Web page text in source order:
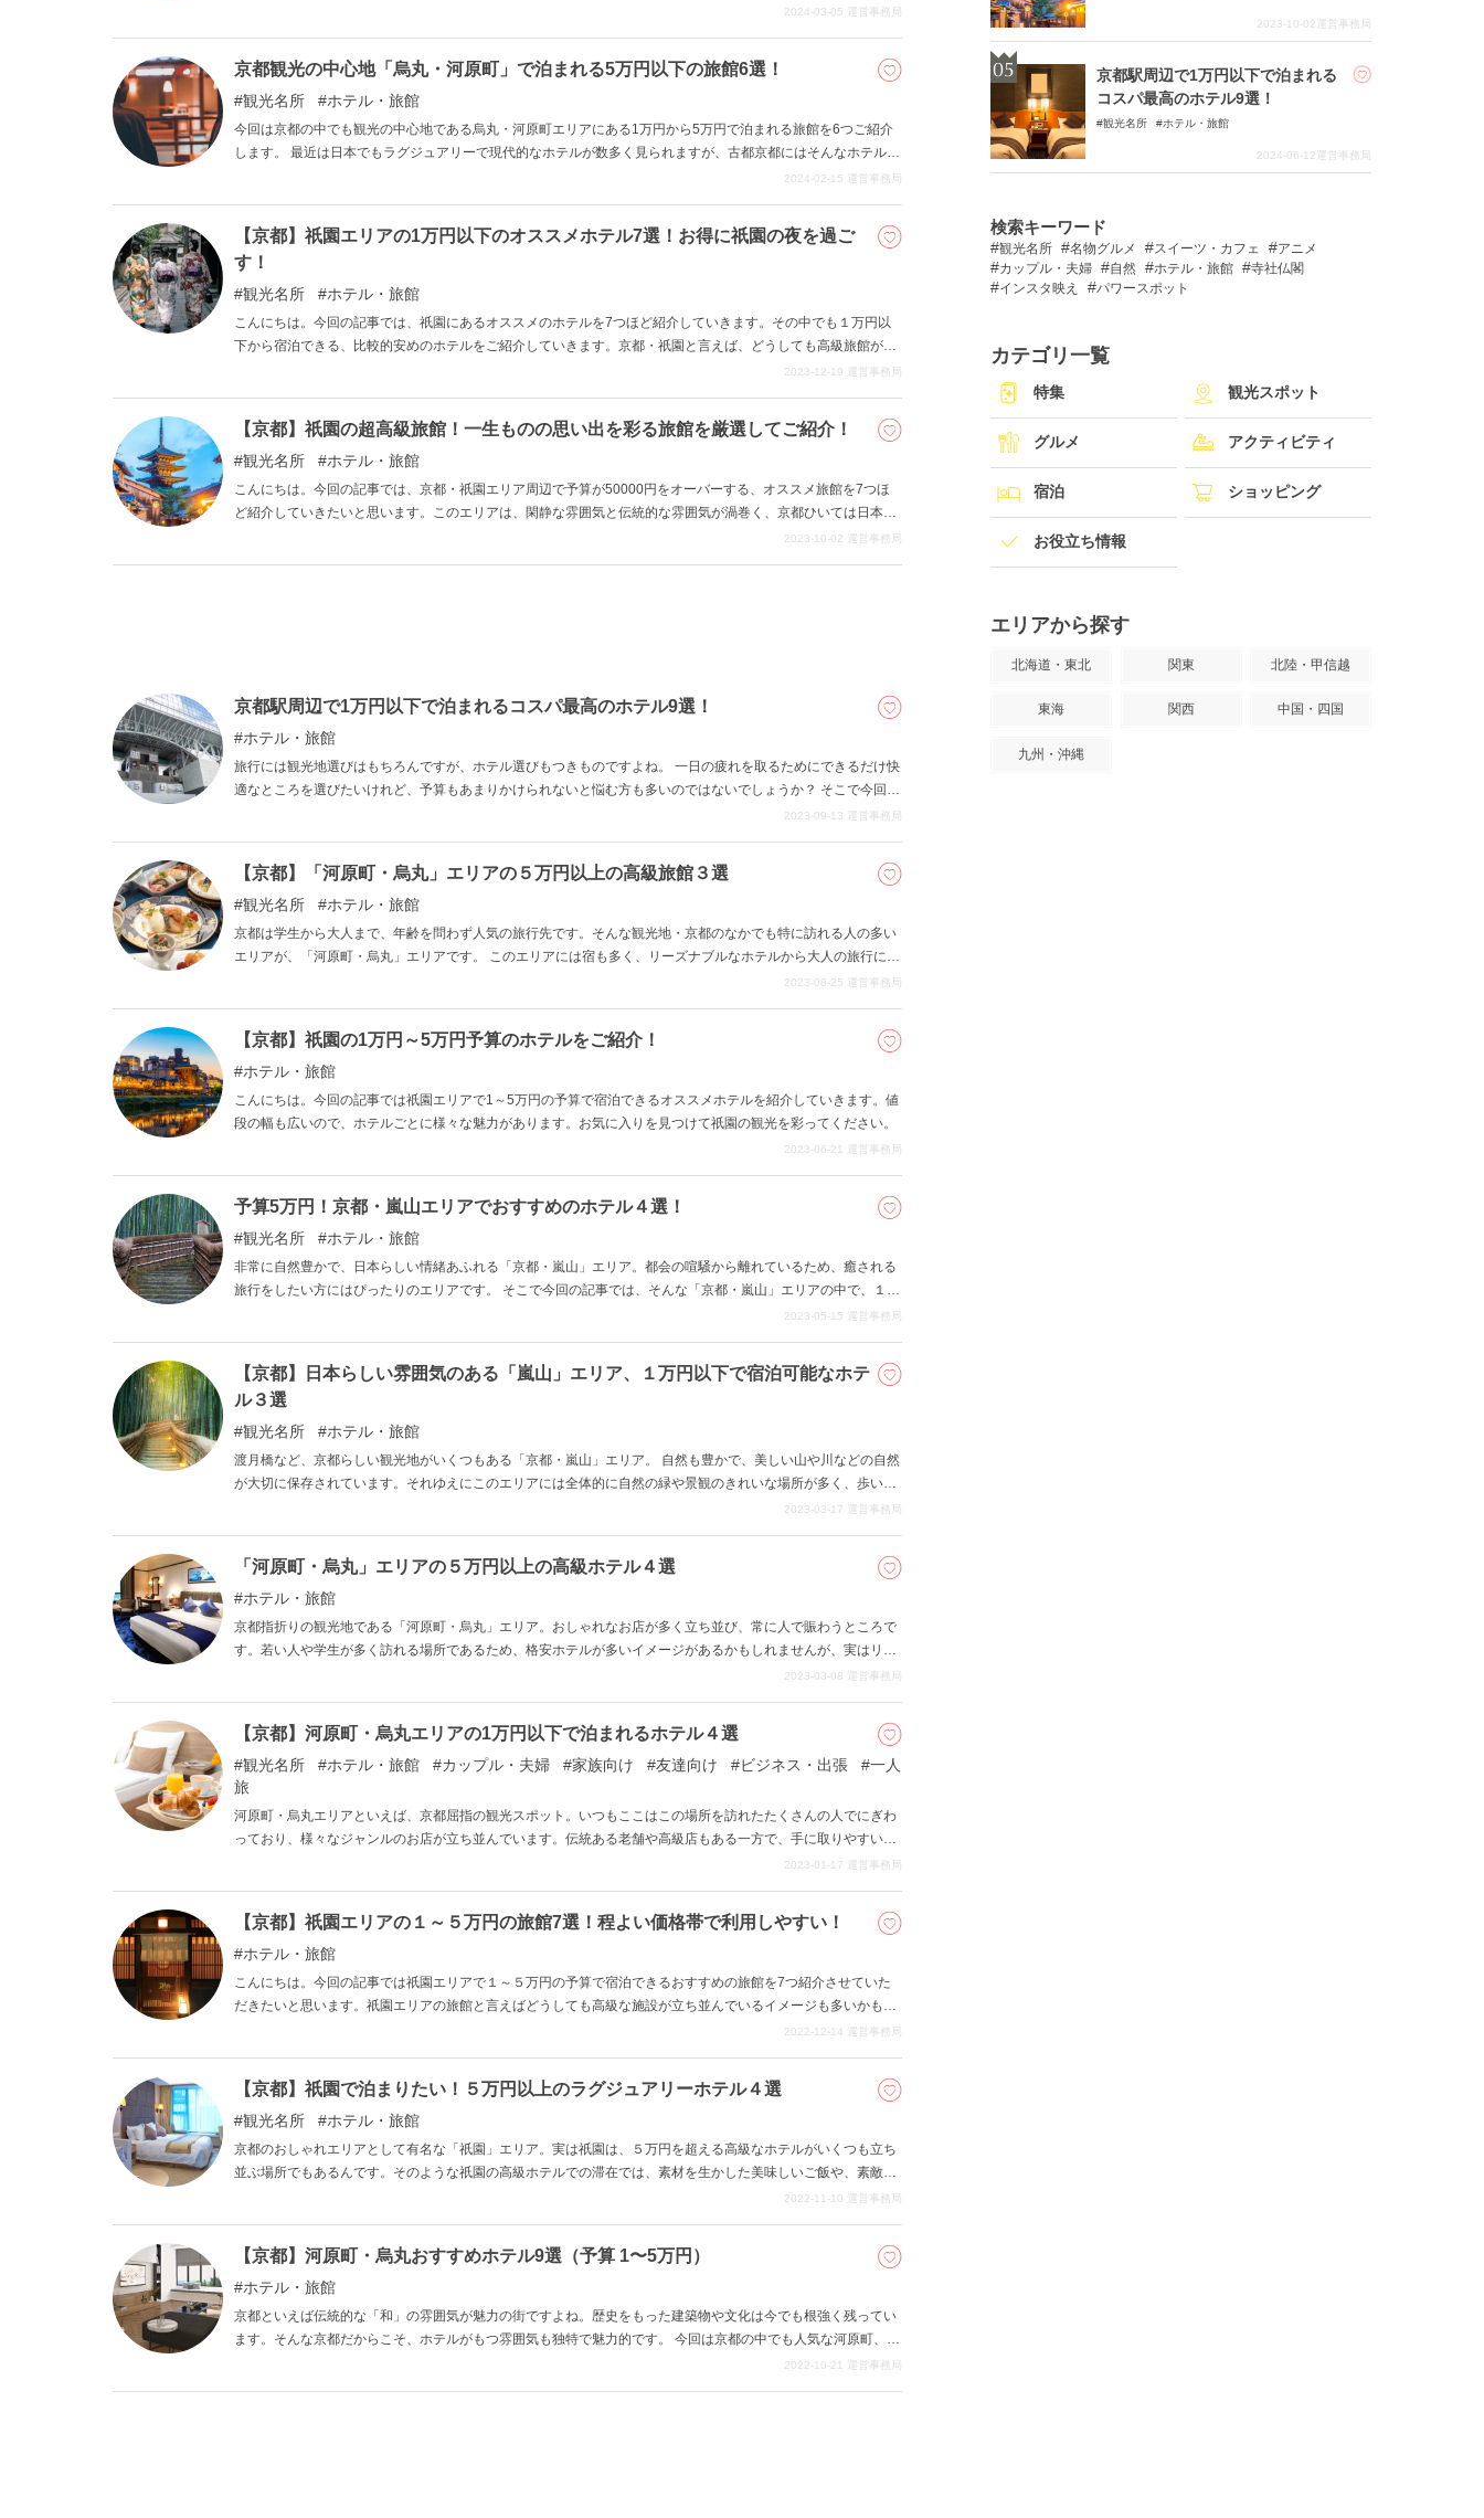
おすすめなのが駅近のホテルです。 駅近のホテルであれば移動にかかる時間を大幅に減らせますし、賢く観光で
ください。
2024-03-05 運営事務局
京都観光の中心地「烏丸・河原町」で泊まれる5万円以下の旅館6選！
観光名所 ホテル・旅館
今回は京都の中でも観光の中心地である烏丸・河原町エリアにある1万円から5万円で泊まれる旅館を6つご紹介
します。 最近は日本でもラグジュアリーで現代的なホテルが数多く見られますが、古都京都にはそんなホテルに
100年以上の旅館やこだわりの本格京懐石が楽しめる旅館など京都の歴史と文化が存分に感じられる場所になっ
ていますので、ぜひ参考にしてください。
2024-02-15 運営事務局
【京都】祇園エリアの1万円以下のオススメホテル7選！お得に祇園の夜を過ご
す！
観光名所 ホテル・旅館
こんにちは。今回の記事では、祇園にあるオススメのホテルを7つほど紹介していきます。その中でも１万円以
下から宿泊できる、比較的安めのホテルをご紹介していきます。京都・祇園と言えば、どうしても高級旅館が並
ぶ雰囲気もありますが、お得に宿泊できる施設を知っていただき、お気軽に祇園の楽しい夜をお過ごしくださ
2023-12-19 運営事務局
【京都】祇園の超高級旅館！一生ものの思い出を彩る旅館を厳選してご紹介！
観光名所 ホテル・旅館
こんにちは。今回の記事では、京都・祇園エリア周辺で予算が50000円をオーバーする、オススメ旅館を7つほ
ど紹介していきたいと思います。このエリアは、閑静な雰囲気と伝統的な雰囲気が渦巻く、京都ひいては日本を
代表するようなエリアとなっていて、国内外問わずゴージャスな観光を突き詰めることができる場所でもありま
2023-10-02 運営事務局
京都駅周辺で1万円以下で泊まれるコスパ最高のホテル9選！
ホテル・旅館
旅行には観光地選びはもちろんですが、ホテル選びもつきものですよね。 一日の疲れを取るためにできるだけ快
適なところを選びたいけれど、予算もあまりかけられないと悩む方も多いのではないでしょうか？ そこで今回は
京都駅周辺で1万円以下で泊まれるホテルを8つご紹介します。 お財布に優しいのはもちろん、京都駅直結や徒歩
験になること間違いなしのホテルばかりです。 京都観光で高コスパなホテルを探してる方にぴったりの記事です
ので、ぜひご覧ください。
2023-09-13 運営事務局
【京都】「河原町・烏丸」エリアの５万円以上の高級旅館３選
観光名所 ホテル・旅館
京都は学生から大人まで、年齢を問わず人気の旅行先です。そんな観光地・京都のなかでも特に訪れる人の多い
エリアが、「河原町・烏丸」エリアです。 このエリアには宿も多く、リーズナブルなホテルから大人の旅行にぴ
ったりなリッチな旅館まで、さまざまな選択肢があります。 今回の記事では、京都「河原町・烏丸」エリアの中
2023-08-25 運営事務局
【京都】祇園の1万円～5万円予算のホテルをご紹介！
ホテル・旅館
こんにちは。今回の記事では祇園エリアで1～5万円の予算で宿泊できるオススメホテルを紹介していきます。値
段の幅も広いので、ホテルごとに様々な魅力があります。お気に入りを見つけて祇園の観光を彩ってください。
2023-06-21 運営事務局
予算5万円！京都・嵐山エリアでおすすめのホテル４選！
観光名所 ホテル・旅館
非常に自然豊かで、日本らしい情緒あふれる「京都・嵐山」エリア。都会の喧騒から離れているため、癒される
旅行をしたい方にはぴったりのエリアです。 そこで今回の記事では、そんな「京都・嵐山」エリアの中で、１万
2023-05-15 運営事務局
【京都】日本らしい雰囲気のある「嵐山」エリア、１万円以下で宿泊可能なホテ
ル３選
観光名所 ホテル・旅館
渡月橋など、京都らしい観光地がいくつもある「京都・嵐山」エリア。 自然も豊かで、美しい山や川などの自然
が大切に保存されています。それゆえにこのエリアには全体的に自然の緑や景観のきれいな場所が多く、歩いて
いるだけで日常から離れて癒されることができる、京都観光をする上で欠かせないスポットです。 そこで今回の
2023-03-17 運営事務局
「河原町・烏丸」エリアの５万円以上の高級ホテル４選
ホテル・旅館
京都指折りの観光地である「河原町・烏丸」エリア。おしゃれなお店が多く立ち並び、常に人で賑わうところで
す。若い人や学生が多く訪れる場所であるため、格安ホテルが多いイメージがあるかもしれませんが、実はリッ
チな５万円以上のラグジュアリーホテルもいくつも建てられています。 今回は、そんな「河原町・烏丸」エリア
2023-03-08 運営事務局
【京都】河原町・烏丸エリアの1万円以下で泊まれるホテル４選
観光名所 ホテル・旅館 カップル・夫婦 家族向け 友達向け ビジネス・出張
一人
旅
河原町・烏丸エリアといえば、京都屈指の観光スポット。いつもここはこの場所を訪れたたくさんの人でにぎわ
っており、様々なジャンルのお店が立ち並んでいます。伝統ある老舗や高級店もある一方で、手に取りやすい価
格帯の商品が揃った食品店・雑貨店も多く、老若男女問わず人が集まる有名な商店街、錦市場もあります。 そん
2023-01-17 運営事務局
【京都】祇園エリアの１～５万円の旅館7選！程よい価格帯で利用しやすい！
ホテル・旅館
こんにちは。今回の記事では祇園エリアで１～５万円の予算で宿泊できるおすすめの旅館を7つ紹介させていた
だきたいと思います。祇園エリアの旅館と言えばどうしても高級な施設が立ち並んでいるイメージも多いかもし
れませんが、１～５万円程度の予算であれば、学生の方から大人の方まで幅広く利用していただけることかと存
2022-12-14 運営事務局
【京都】祇園で泊まりたい！５万円以上のラグジュアリーホテル４選
観光名所 ホテル・旅館
京都のおしゃれエリアとして有名な「祇園」エリア。実は祇園は、５万円を超える高級なホテルがいくつも立ち
並ぶ場所でもあるんです。そのような祇園の高級ホテルでの滞在では、素材を生かした美味しいご飯や、素敵で
丁寧なサービス、そして京都らしさ漂う祇園の静かで美しい景観を心ゆくまで楽しめる、誰しもが憧れるような
2022-11-10 運営事務局
【京都】河原町・烏丸おすすめホテル9選（予算 1〜5万円）
ホテル・旅館
京都といえば伝統的な「和」の雰囲気が魅力の街ですよね。歴史をもった建築物や文化は今でも根強く残ってい
ます。そんな京都だからこそ、ホテルがもつ雰囲気も独特で魅力的です。 今回は京都の中でも人気な河原町、烏
丸地域周辺のおすすめホテルをご紹介します。1泊1万円台のホテルから、少し高級なラグジュアリーホテルまで
2022-10-21 運営事務局
2023-10-02運営事務局
京都駅周辺で1万円以下で泊まれる
コスパ最高のホテル9選！
観光名所 ホテル・旅館
2024-06-12運営事務局
検索キーワード
観光名所 名物グルメ スイーツ・カフェ
アニメ
カップル・夫婦
自然 ホテル・旅館
寺社仏閣
インスタ映え
パワースポット
カテゴリ一覧
特集 観光スポット
グルメ アクティビティ
宿泊 ショッピング
お役立ち情報
エリアから探す
北海道・東北 関東 北陸・甲信越
東海 関西 中国・四国
九州・沖縄